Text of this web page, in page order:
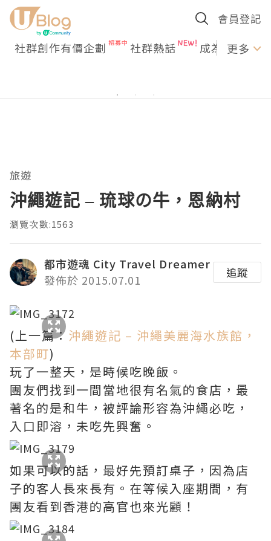
會員登記
社群創作有價企劃 社群熱話 成為U更多
旅遊
沖繩遊記 – 琉球の牛，恩納村
瀏覽次數:1563
都市遊魂 City Travel Dreamer
發佈於 2015.07.01
追蹤
(上一篇：沖繩遊記 – 沖繩美麗海水族館，
本部町)
玩了一整天，是時候吃晚飯。
團友們找到一間當地很有名氣的食店，最
著名的是和牛，被評論形容為沖繩必吃，
入口即溶，未吃先興奮。
如果可以的話，最好先預訂桌子，因為店
子的客人長來長有。在等候入座期間，有
團友看到香港的高官也來光顧！